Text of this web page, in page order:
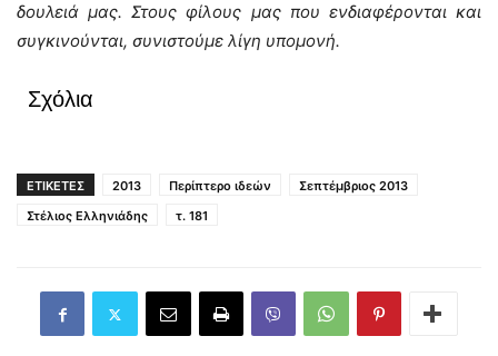
δουλειά μας. Στους φίλους μας που ενδιαφέρονται και
συγκινούνται, συνιστούμε λίγη υπομονή.
Σχόλια
ΕΤΙΚΕΤΕΣ 2013 Περίπτερο ιδεών
Σεπτέμβριος 2013
Στέλιος Ελληνιάδης
τ. 181